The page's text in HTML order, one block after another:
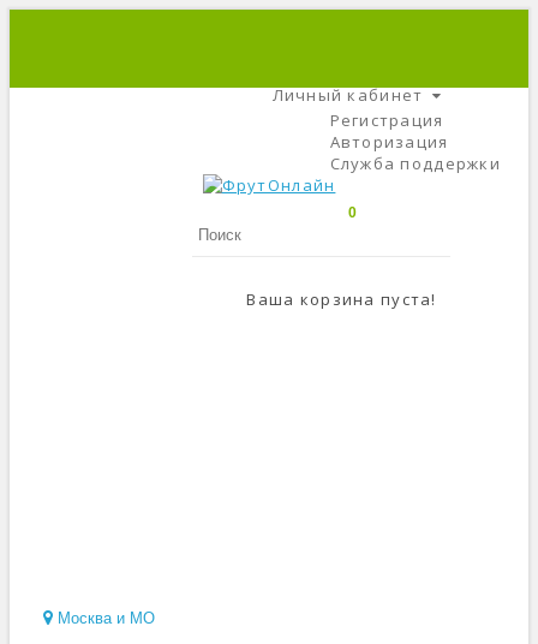
Личный кабинет
Регистрация
Авторизация
Служба поддержки
0
Ваша корзина пуста!
Москва и МО